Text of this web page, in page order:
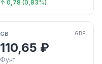
↑ 0,78 (0,83%)
GB GBP
110,65 ₽
Фунт